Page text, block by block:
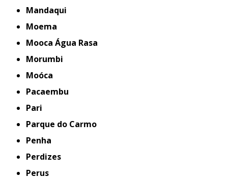
Mandaqui
Moema
Mooca Água Rasa
Morumbi
Moóca
Pacaembu
Pari
Parque do Carmo
Penha
Perdizes
Perus